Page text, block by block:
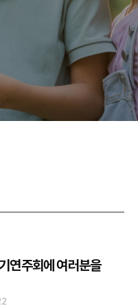
연주회에 여러분을